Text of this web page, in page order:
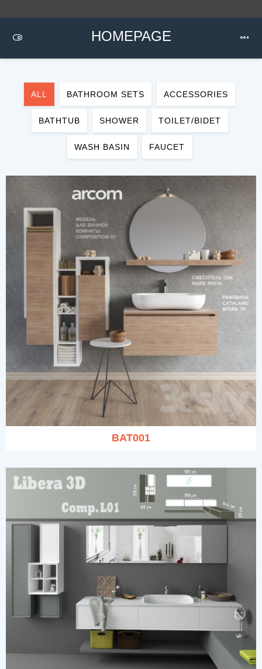
HOMEPAGE
ALL BATHROOM SETS ACCESSORIES
BATHTUB SHOWER TOILET/BIDET
WASH BASIN FAUCET
BAT001